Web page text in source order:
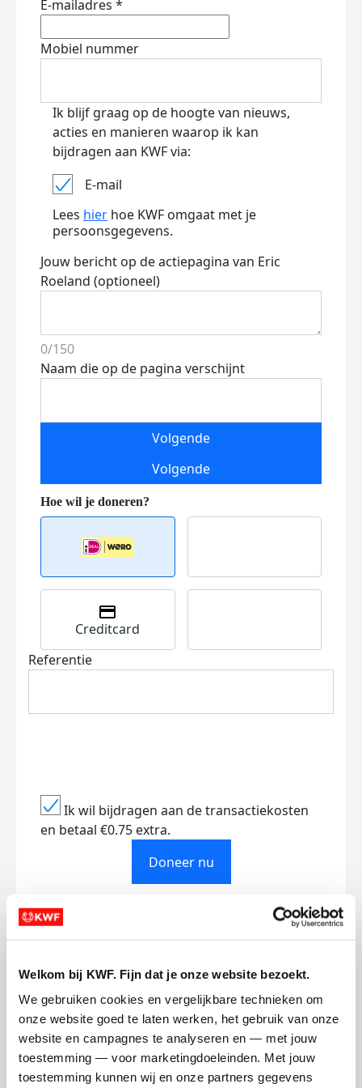
Welkom bij KWF. Fijn dat je onze website bezoekt.
We gebruiken cookies en vergelijkbare technieken om
onze website goed te laten werken, het gebruik van onze
website en campagnes te analyseren en — met jouw
toestemming — voor marketingdoeleinden. Met jouw
toestemming kunnen wij en onze partners gegevens
E-mailadres *
Mobiel nummer
Ik blijf graag op de hoogte van nieuws,
acties en manieren waarop ik kan
bijdragen aan KWF via:
E-mail
Lees hier hoe KWF omgaat met je
persoonsgegevens.
Jouw bericht op de actiepagina van Eric
Roeland (optioneel)
0/150
Naam die op de pagina verschijnt
Volgende
Volgende
Creditcard
Referentie
Ik wil bijdragen aan de transactiekosten
en betaal €0.75 extra.
Doneer nu
€373 €750